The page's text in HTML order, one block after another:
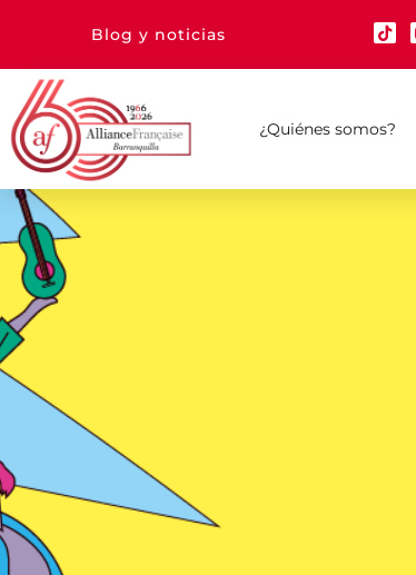
Blog y noticias
¿Quiénes somos?